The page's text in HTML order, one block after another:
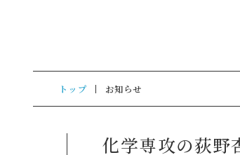
トップ お知らせ
化学専攻の荻野